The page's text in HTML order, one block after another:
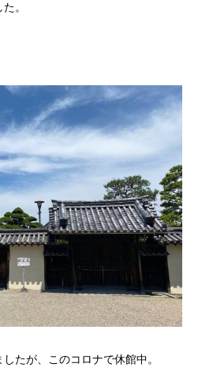
。
たが、このコロナで休館中。